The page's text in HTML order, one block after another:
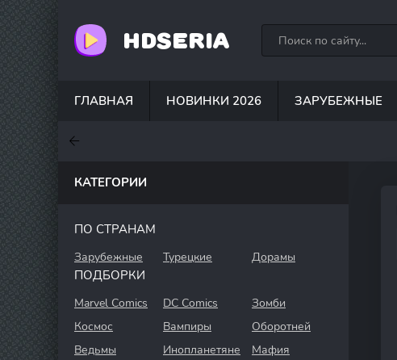
HDSERIA
ГЛАВНАЯ НОВИНКИ 2026 ЗАРУБЕЖНЫЕ
КАТЕГОРИИ
ПО СТРАНАМ
Зарубежные Турецкие Дорамы
ПОДБОРКИ
Marvel Comics DC Comics
Зомби
Космос
Вампиры
Оборотней
Ведьмы
Инопланетяне
Мафия